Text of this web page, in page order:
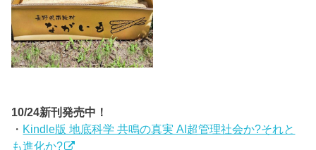
10/24新刊発売中！
・ Kindle版 地底科学 共鳴の真実 AI超管理社会か?それと
も進化か?